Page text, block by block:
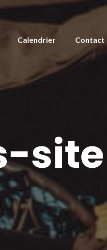
Calendrier Contact
site